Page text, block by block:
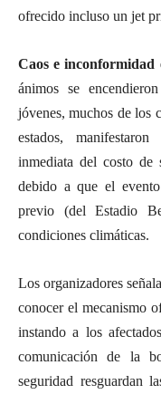
ofrecido incluso un jet
Caos e inconformidad
ánimos se
jóvenes, muchos de los
estados,
inmediata del costo de
debido a que el
previo (del Estadio
condiciones climáticas.
Los organizadores
conocer el mecanismo
instando a los
comunicación de la
seguridad resguardan